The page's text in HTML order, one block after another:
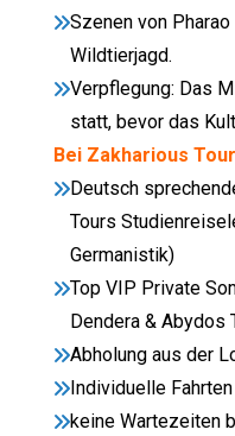
Szenen von
Wildtierjagd.
Verpflegung: Das
statt, bevor das
Bei Zakharious
Deutsch
Tours
Germanistik)
Top VIP Private
Dendera & Abydos
Abholung aus der
Individuelle
keine Wartezeiten